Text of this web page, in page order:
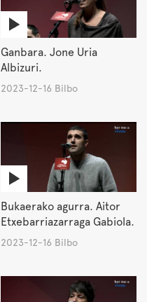
Ganbara. Jone Uria
Albizuri.
2023-12-16 Bilbo
Bukaerako agurra. Aitor
Etxebarriazarraga Gabiola.
2023-12-16 Bilbo